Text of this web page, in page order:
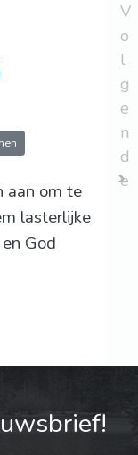
aan om te
lasterlijke
God
V
o
l
g
e
n
d
e